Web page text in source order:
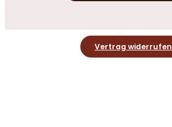
Vertrag widerrufen